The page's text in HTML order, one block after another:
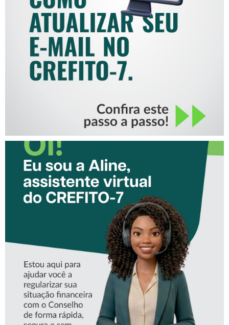
COMO ATUALIZAR SEU E-
MAIL NO CREFITO-7
CONHEÇA A ‘ALINE’,
ASSISTENTE VIRTUAL DO
CREFITO-7